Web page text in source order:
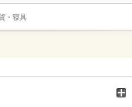
・寝具